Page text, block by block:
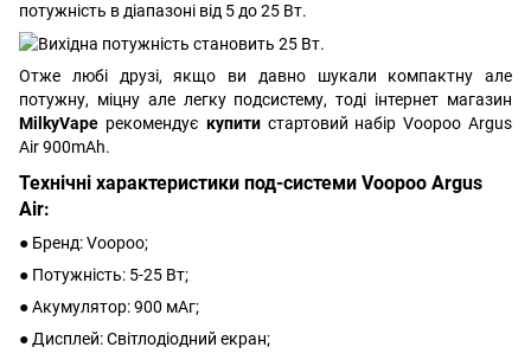
потужність в діапазоні від 5 до 25 Вт.
Отже любі друзі, якщо ви давно шукали компактну але
потужну, міцну але легку подсистему, тоді інтернет магазин
MilkyVape рекомендує купити стартовий набір Voopoo Argus
Air 900mAh.
Технічні характеристики под-системи Voopoo Argus
Air:
● Бренд: Voopoo;
● Потужність: 5-25 Вт;
● Акумулятор: 900 мАг;
● Дисплей: Світлодіодний екран;